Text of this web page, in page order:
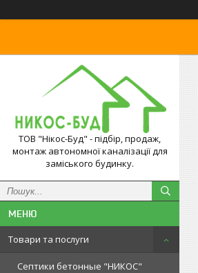
ТОВ "Нікос-Буд" - підбір, продаж,
монтаж автономної каналізації для
заміського будинку.
Товари та послуги
Септики бетонные "НИКОС"